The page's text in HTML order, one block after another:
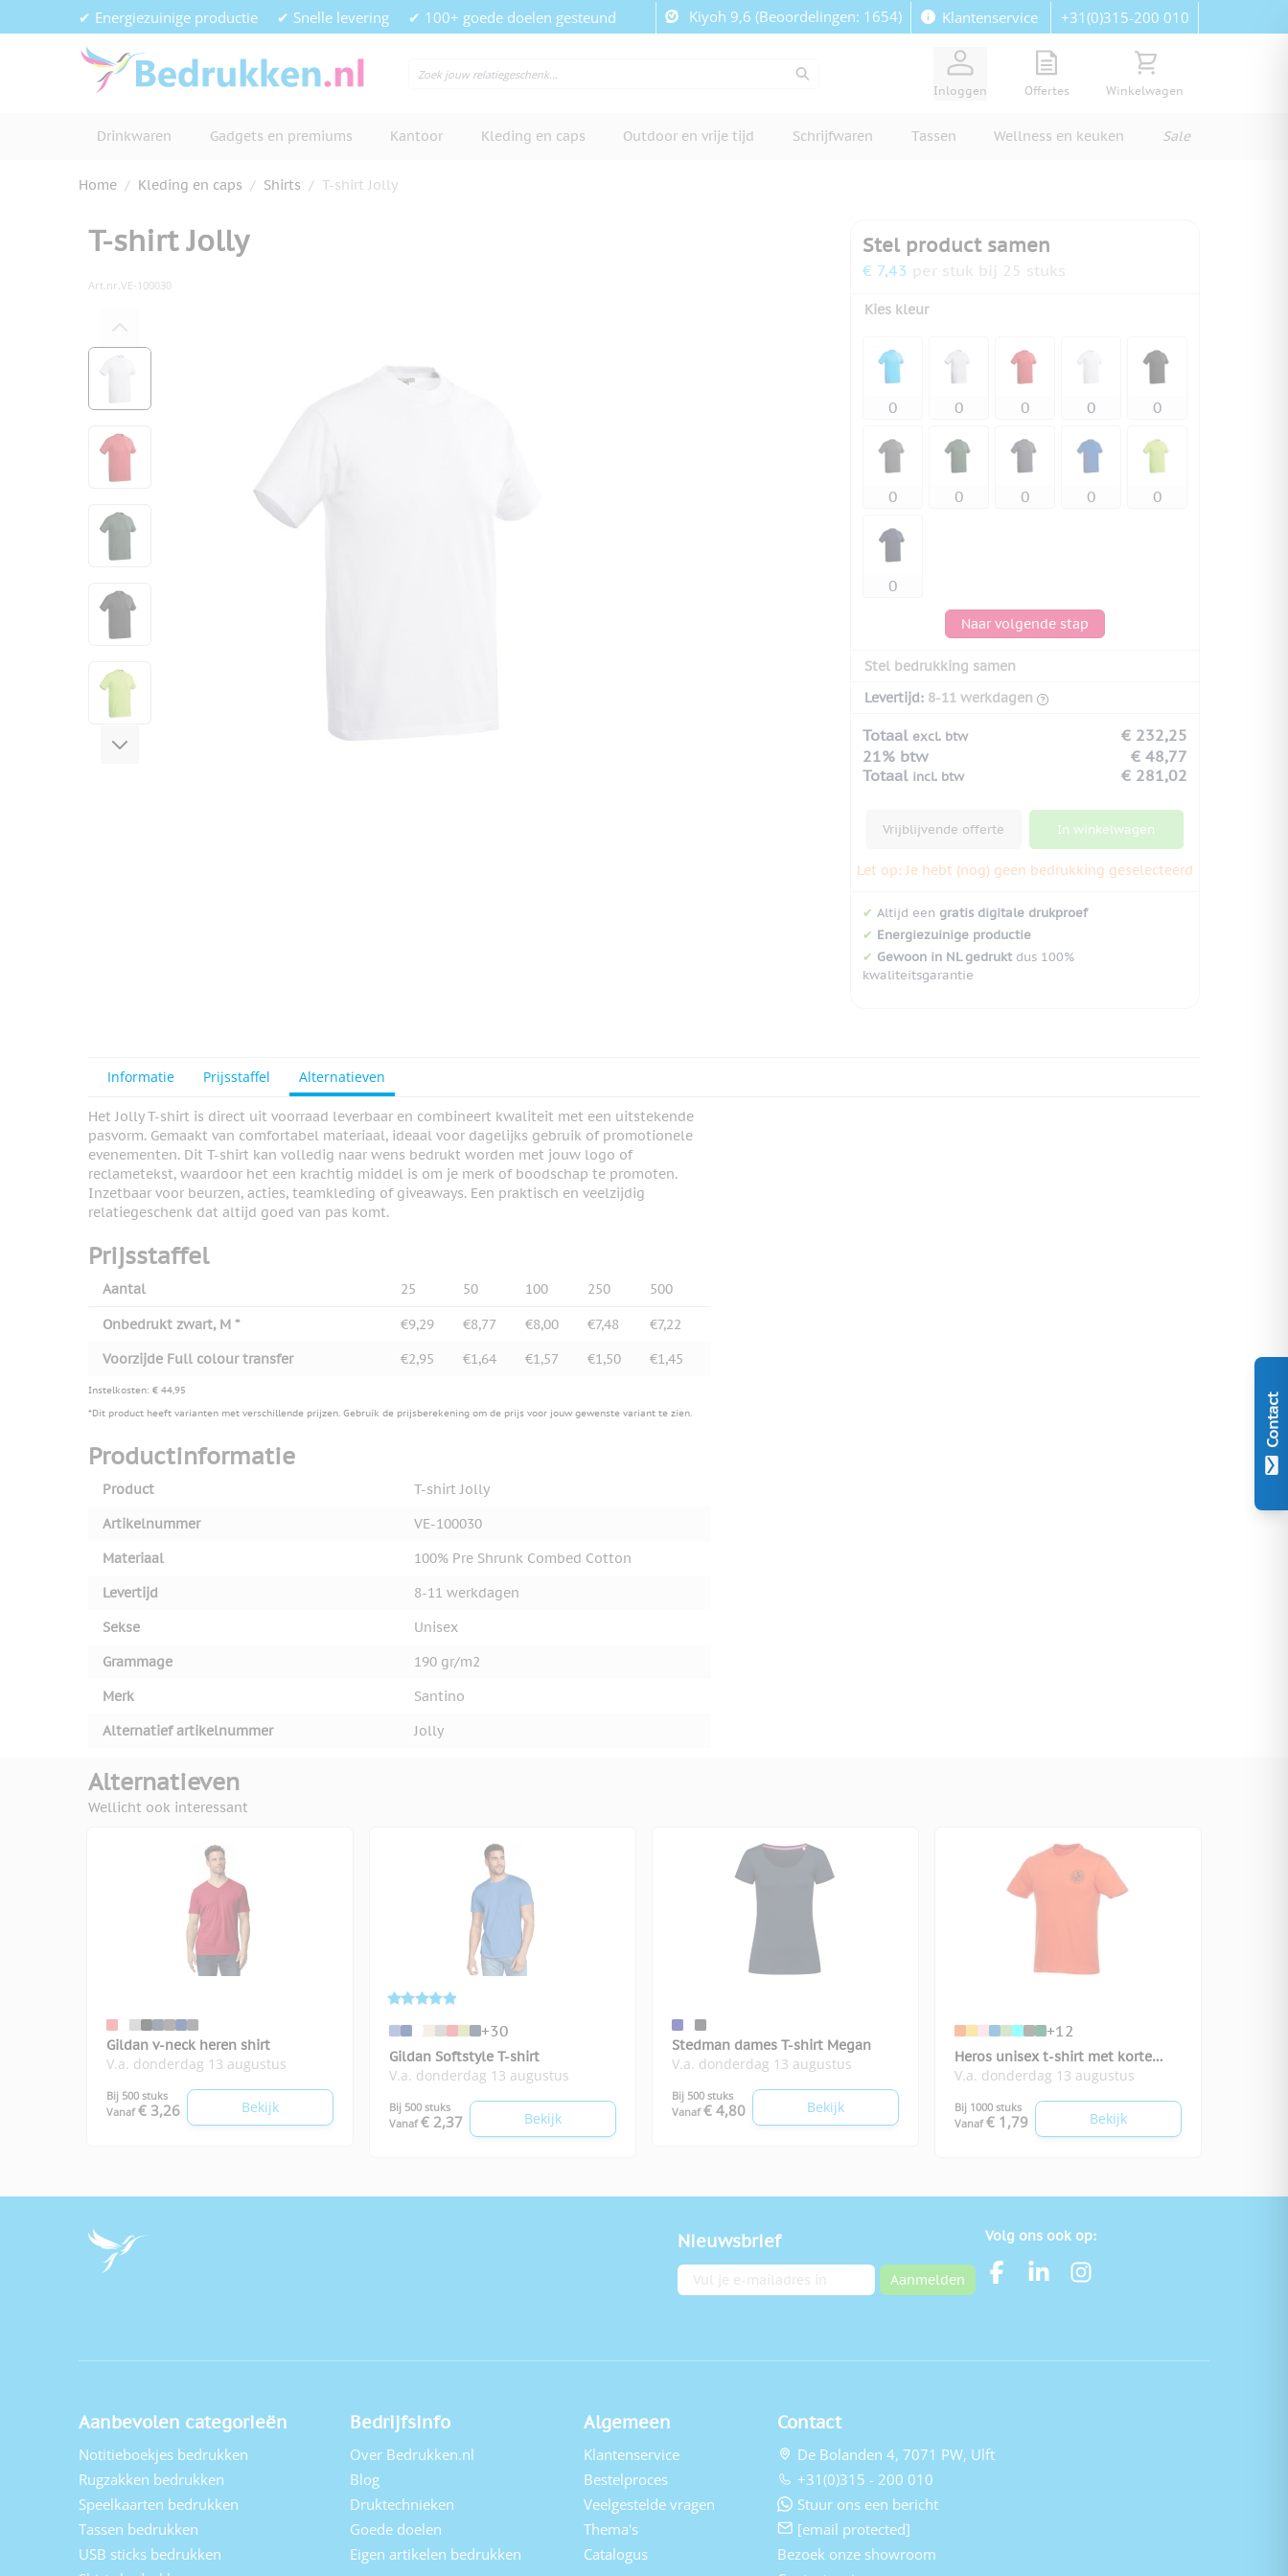
Contact
Ga naar de inhoud✔ Energiezuinige productie ✔ Snelle levering ✔ 100+ goede doelen gesteund Kiyoh 9,6 (Beoordelingen: 1654) Klantenservice +31(0)315-200 010
Inloggen
View quote, Quote is empty
Offertes
Bekijk winkelwagen,
Winkelwagen
Drinkwaren Gadgets en premiums Kantoor Kleding en caps Outdoor en vrije tijd Schrijfwaren Tassen Wellness en keuken Sale
Home / Kleding en caps / Shirts / T-shirt Jolly
T-shirt Jolly
Art.nr.VE-100030
View larger image
View larger image
View larger image
View larger image
View larger image
View larger image
View larger image
Stel product samen
€ 7,43 per stuk bij 25 stuks
Kies kleur
Naar volgende stap
Stel bedrukking samen
Levertijd: 8-11 werkdagen
Totaal excl. btw
€ 232,25
21% btw
€ 48,77
Totaal incl. btw € 281,02
Vrijblijvende offerte In winkelwagen
Let op: Je hebt (nog) geen bedrukking geselecteerd
✔ Altijd een gratis digitale drukproef
✔ Energiezuinige productie
✔ Gewoon in NL gedruktdus 100%
kwaliteitsgarantie
Informatie Prijsstaffel Alternatieven
Het Jolly T-shirt is direct uit voorraad leverbaar en combineert kwaliteit met een uitstekende
pasvorm. Gemaakt van comfortabel materiaal, ideaal voor dagelijks gebruik of promotionele
evenementen. Dit T-shirt kan volledig naar wens bedrukt worden met jouw logo of
reclametekst, waardoor het een krachtig middel is om je merk of boodschap te promoten.
Inzetbaar voor beurzen, acties, teamkleding of giveaways. Een praktisch en veelzijdig
relatiegeschenk dat altijd goed van pas komt.
Prijsstaffel
Aantal 25 50 100 250 500
Onbedrukt zwart, M * €9,29 €8,77 €8,00 €7,48
€7,22
Voorzijde Full colour transfer
€2,95 €1,64 €1,57 €1,50 €1,45
Instelkosten: € 44,95
*Dit product heeft varianten met verschillende prijzen. Gebruik de prijsberekening om de prijs voor jouw gewenste variant te zien.
Productinformatie
Product
T-shirt Jolly
Artikelnummer
VE-100030
Materiaal
100% Pre Shrunk Combed Cotton
Levertijd
8-11 werkdagen
Sekse
Unisex
Grammage
190 gr/m2
Merk
Santino
Alternatief artikelnummer
Jolly
Alternatieven
Wellicht ook interessant
Gildan v-neck heren shirt
V.a. donderdag 13 augustus
Bij 500 stuks
Vanaf € 3,26 Bekijk
+30
Gildan Softstyle T-shirt
V.a. donderdag 13 augustus
Bij 500 stuks
Vanaf € 2,37 Bekijk
Stedman dames T-shirt Megan
V.a. donderdag 13 augustus
Bij 500 stuks
Vanaf € 4,80 Bekijk
+12
Heros unisex t-shirt met korte
mouwen
V.a. donderdag 13 augustus
Bij 1000 stuks
Vanaf € 1,79 Bekijk
Nieuwsbrief
E-mailadres Aanmelden
Volg ons ook op:
Aanbevolen categorieën
Notitieboekjes bedrukken
Rugzakken bedrukken
Speelkaarten bedrukken
Tassen bedrukken
USB sticks bedrukken
Bedrijfsinfo
Over Bedrukken.nl
Blog
Druktechnieken
Goede doelen
Eigen artikelen bedrukken
Algemeen
Klantenservice
Bestelproces
Veelgestelde vragen
Thema's
Catalogus
Contact
De Bolanden 4, 7071 PW, Ulft
+31(0)315 - 200 010
Stuur ons een bericht
[email protected]
Bezoek onze showroom